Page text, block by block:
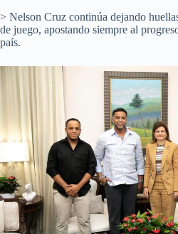
> Nelson Cruz continúa dejando
de juego, apostando siempre al
país.